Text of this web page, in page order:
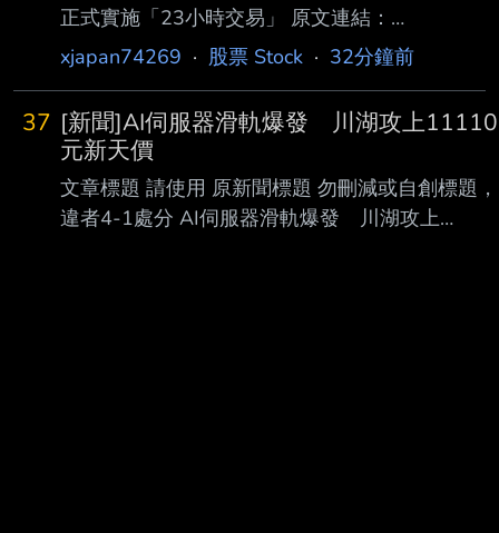
正式實施「23小時交易」 原文連結：
https://reurl.cc/lnZamY 發布時間：2026.08.06
內容： 納斯達克交易所，確定在今年12/6日，
將交易時間，延長為 23 小時，幾乎達到全天交
易， 投信指出，雖然作業流程影響不大，但美
股沒有漲跌幅限制，夜間交易流動性不足，恐怕
會 讓股價波動更劇烈，而對習慣在台股收盤
xjapan74269 · 股票 Stock · 32分鐘前
37 [新聞]AI伺服器滑軌爆發 川湖攻上11110
元新天價
文章標題 請使用 原新聞標題 勿刪減或自創標題，
違者4-1處分 AI伺服器滑軌爆發 川湖攻上